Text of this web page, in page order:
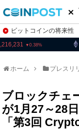
ビットコインの将来性
株特集・関連銘柄
0.38 ETH
ホーム プレスリ
ブロックチェ
が1月27～28
「第3回